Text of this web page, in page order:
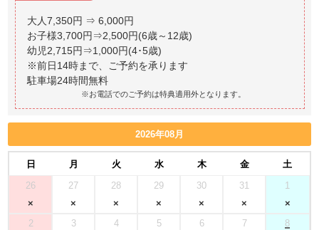
大人7,350円 ⇒ 6,000円
お子様3,700円⇒2,500円(6歳～12歳)
幼児2,715円⇒1,000円(4･5歳)
※前日14時まで、ご予約を承ります
※お電話でのご予約は特典適用外となります。
2026年08月
日 月 火 水 木 金
土
26
27 28 29 30 31 1
2 3 4 5 6 7 8